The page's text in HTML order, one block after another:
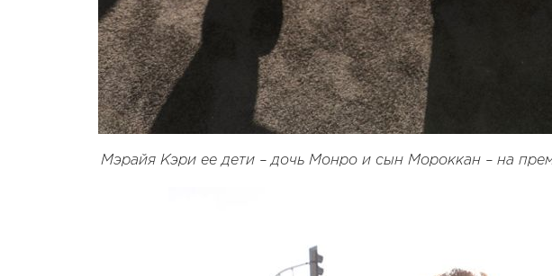
Мэрайя Кэри ее дети – дочь Монро и сын Мороккан – на